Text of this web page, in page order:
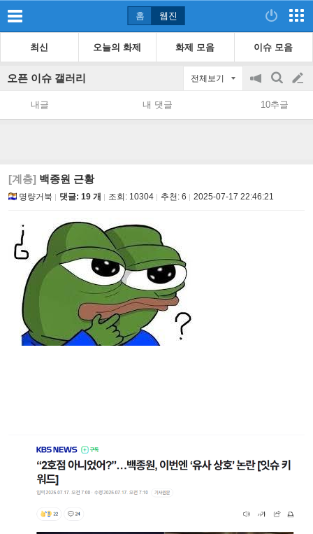
홈 웹진
최신 오늘의 화제 화제 모음 이슈 모음
오픈 이슈 갤러리 전체보기
공
지
on/off
검
색
글
쓰
내글 내 댓글 10추글
[계층] 백종원 근황
명량거북 댓글: 19 개 조회: 10304 추천: 6 2025-07-17 22:46:21